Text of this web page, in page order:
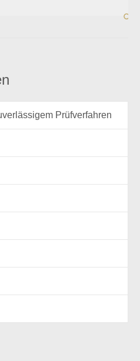
Prüfverfahren